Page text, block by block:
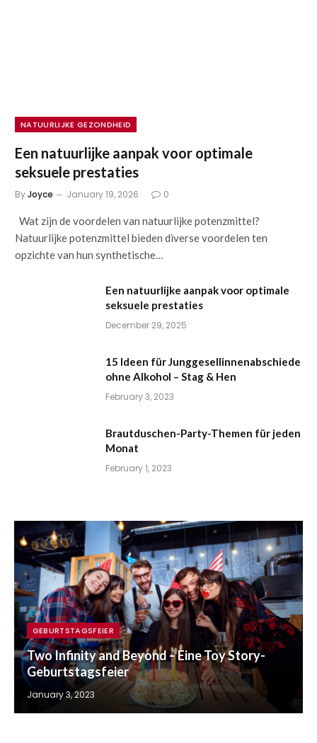
NATUURLIJKE GEZONDHEID
Een natuurlijke aanpak voor optimale
seksuele prestaties
ByJoyce January 19, 2026 0
Wat zijn de voordelen van natuurlijke potenzmittel?
Natuurlijke potenzmittel bieden diverse voordelen ten
opzichte van hun synthetische…
Een natuurlijke aanpak voor optimale
seksuele prestaties
December 29, 2025
15 Ideen für Junggesellinnenabschiede
ohne Alkohol – Stag & Hen
February 3, 2023
Brautduschen-Party-Themen für jeden
Monat
February 1, 2023
GEBURTSTAGSFEIER
Two Infinity and Beyond – Eine Toy Story-
Geburtstagsfeier
January 3, 2023